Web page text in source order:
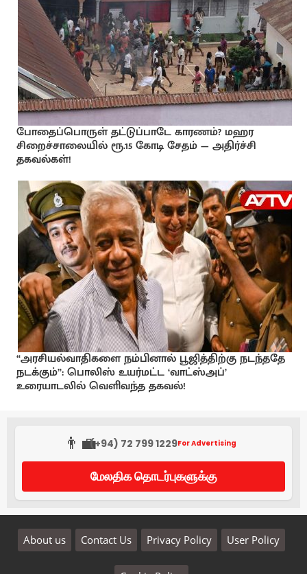
போதைப்பொருள் தட்டுப்பாடே காரணம்? மஹர
சிறைச்சாலையில் ரூ.15 கோடி சேதம் — அதிர்ச்சி
தகவல்கள்!
“அரசியல்வாதிகளை நம்பினால் பூஜித்திற்கு நடந்ததே
நடக்கும்”: பொலிஸ் உயர்மட்ட ‘வாட்ஸ்அப்’
உரையாடலில் வெளிவந்த தகவல்!
👨‍💼(+94) 72 799 1229For Advertising
மேலதிக தொடர்புகளுக்கு
About us Contact Us Privacy Policy User Policy